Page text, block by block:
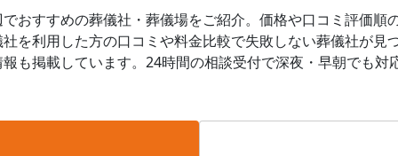
おすすめの葬儀社・葬儀場をご紹介。価格や口コミ評価順
を利用した方の口コミや料金比較で失敗しない葬儀社が見
も掲載しています。24時間の相談受付で深夜・早朝でも対